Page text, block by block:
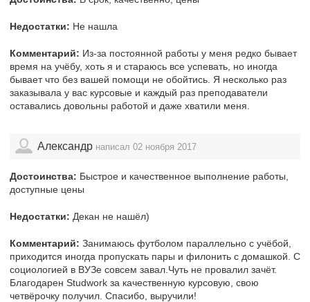
Недостатки: Не нашла
Комментарий: Из-за постоянной работы у меня редко бывает
время на учёбу, хоть я и стараюсь все успевать, но иногда
бывает что без вашей помощи не обойтись. Я несколько раз
заказывала у вас курсовые и каждый раз преподаватели
оставались довольны работой и даже хватили меня.
Александр написал 02 ноября 2017
Достоинства: Быстрое и качественное выполнение работы,
доступные цены
Недостатки: Декан не нашёл)
Комментарий: Занимаюсь футболом параллельно с учёбой,
приходится иногда пропускать пары и филонить с домашкой. С
социологией в ВУЗе совсем завал.Чуть не провалил зачёт.
Благодарен Studwork за качественную курсовую, свою
четвёрочку получил. Спасибо, выручили!